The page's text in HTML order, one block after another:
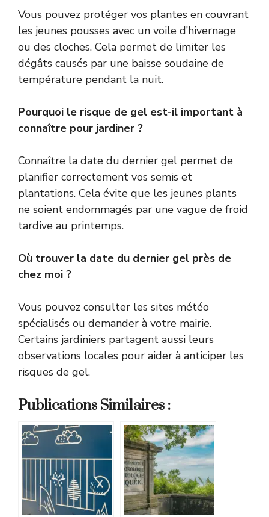
Vous pouvez protéger vos plantes en couvrant
les jeunes pousses avec un voile d’hivernage
ou des cloches. Cela permet de limiter les
dégâts causés par une baisse soudaine de
température pendant la nuit.
Pourquoi le risque de gel est-il important à
connaître pour jardiner ?
Connaître la date du dernier gel permet de
planifier correctement vos semis et
plantations. Cela évite que les jeunes plants
ne soient endommagés par une vague de froid
tardive au printemps.
Où trouver la date du dernier gel près de
chez moi ?
Vous pouvez consulter les sites météo
spécialisés ou demander à votre mairie.
Certains jardiniers partagent aussi leurs
observations locales pour aider à anticiper les
risques de gel.
Publications Similaires :